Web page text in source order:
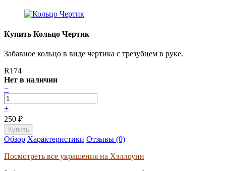
Купить Кольцо Чертик
Забавное кольцо в виде чертика с трезубцем в руке.
R174
Нет в наличии
−
+
250 ₽
Обзор Характеристики Отзывы (0)
Посмотреть все украшения на Хэллоуин